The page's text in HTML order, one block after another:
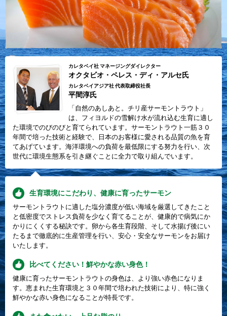
カレタベイ社 マネージングダイレクター
オクタビオ・ペレス・ディ・アルセ氏
カレタベイアジア社 代表取締役社長
平間淳氏
「自然のあしあと。チリ産サーモントラウト」
は、フィヨルドの雪解け水が流れ込む生育に適し
た環境でのびのびと育てられています。サーモントラウト一筋３０
年間で培った技術と経験で、日本のお客様に愛される品質の魚を育
てあげています。海洋環境への負荷を最低限にする努力を行い、次
世代に環境生態系を引き継ぐことに全力で取り組んでいます。
生育環境にこだわり、健康に育ったサーモン
サーモントラウトに適した塩分濃度が低い海域を厳選してきたこと
と低密度でストレス負荷を少なく育てることが、健康的で病気にか
かりにくくする秘訣です。卵から各生育段階、そして水揚げ後にい
たるまで徹底的に生産管理を行い、安心・安全なサーモンをお届け
いたします。
比べてください！鮮やかな赤い身色！
健康に育ったサーモントラウトの身色は、より強い赤色になりま
す。恵まれた生育環境と３０年間で培われた技術により、特に強く
鮮やかな赤い身色になることが特長です。